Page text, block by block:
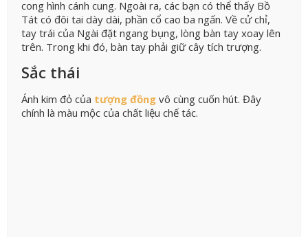
cong hình cánh cung. Ngoài ra, các bạn có thể thấy Bồ
Tát có đôi tai dày dài, phần cổ cao ba ngấn. Về cử chỉ,
tay trái của Ngài đặt ngang bụng, lòng bàn tay xoay lên
trên. Trong khi đó, bàn tay phải giữ cây tích trượng.
Sắc thái
Ánh kim đỏ của tượng đồng vô cùng cuốn hút. Đây
chính là màu mộc của chất liệu chế tác.